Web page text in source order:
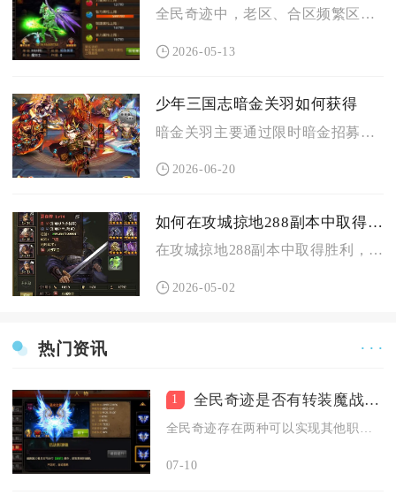
全民奇迹中，老区、合区频繁区及部分回归服是账号丢失问题的高发...
2026-05-13
少年三国志暗金关羽如何获得
暗金关羽主要通过限时暗金招募、节日/庆典累充与兑换活动、碎片...
2026-06-20
如何在攻城掠地288副本中取得胜利
在攻城掠地288副本中取得胜利，核心在于武将搭配、装备宝物选...
2026-05-02
热门资讯 · · ·
1 全民奇迹是否有转装魔战士的方法
07-10